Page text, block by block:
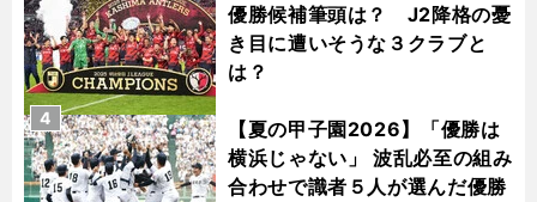
優勝候補筆頭は？ J2降格の憂
き目に遭いそうな３クラブと
は？
【夏の甲子園2026】「優勝は
横浜じゃない」 波乱必至の組み
合わせで識者５人が選んだ優勝
4